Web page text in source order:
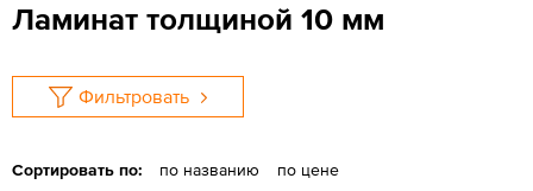
Вход / Регистрация
Ламинат толщиной 10 мм
Фильтровать
Сортировать по: по названию по цене